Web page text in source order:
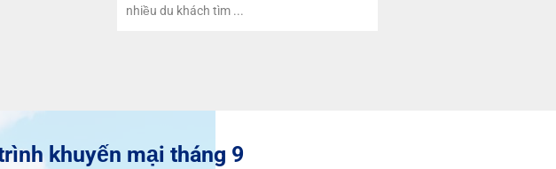
nhiều du khách tìm ...
khuyến mại tháng 9